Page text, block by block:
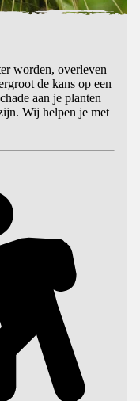
worden, overleven
de kans op een
aan je planten
Wij helpen je met